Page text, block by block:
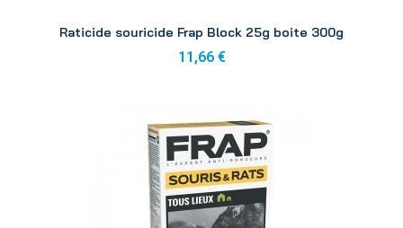
Raticide souricide Frap Block 25g boite 300g
11,66 €